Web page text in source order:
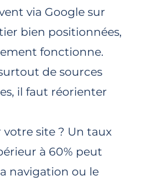
via Google sur
bien positionnées,
fonctionne.
de sources
il faut réorienter
votre site ? Un taux
à 60% peut
navigation ou le